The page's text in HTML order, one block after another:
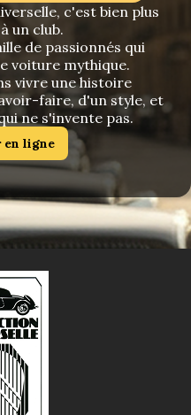
c'est bien plus
un club.
de passionnés qui
voiture mythique.
vivre une histoire
faire, d'un style, et
ne s'invente pas.
en ligne